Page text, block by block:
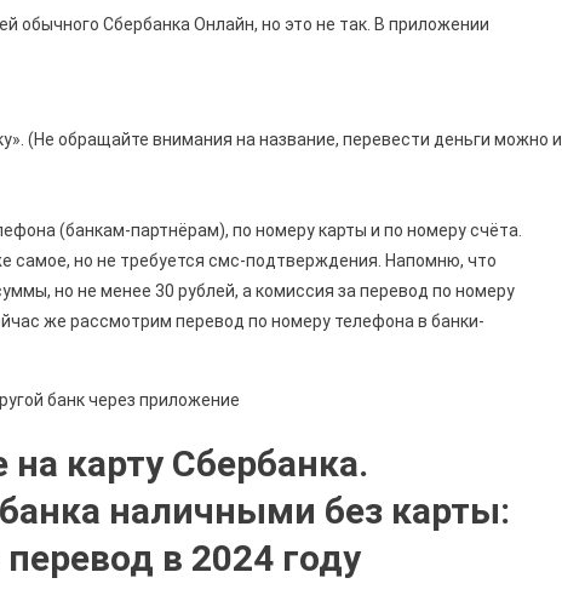
обычного Сбербанка Онлайн, но это не так. В приложении
(Не обращайте внимания на название, перевести деньги можно и
(банкам-партнёрам), по номеру карты и по номеру счёта.
самое, но не требуется смс-подтверждения. Напомню, что
но не менее 30 рублей, а комиссия за перевод по номеру
же рассмотрим перевод по номеру телефона в банки-
карту Сбербанка.
наличными без карты:
в 2024 году